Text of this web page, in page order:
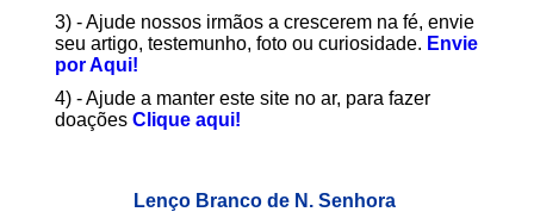
3) - Ajude nossos irmãos a crescerem na fé, envie
seu artigo, testemunho, foto ou curiosidade. Envie
por Aqui!
4) - Ajude a manter este site no ar, para fazer
doações Clique aqui!
Lenço Branco de N. Senhora